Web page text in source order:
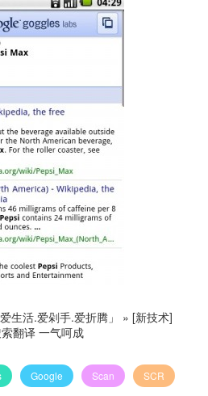
生活.爱剁手.爱折腾」 » [新技术]
翻译 一气呵成
Google Scan SCR